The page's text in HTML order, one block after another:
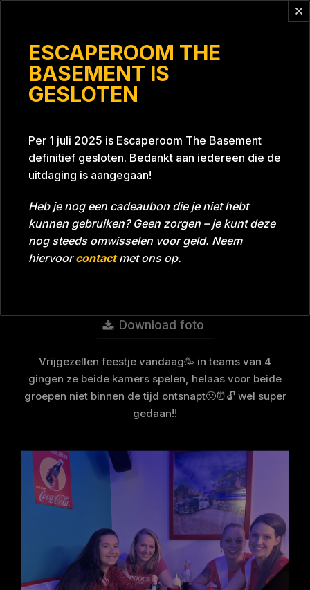
ESCAPEROOM THE
BASEMENT IS
GESLOTEN
Per 1 juli 2025 is Escaperoom The Basement
definitief gesloten. Bedankt aan iedereen die de
uitdaging is aangegaan!
Heb je nog een cadeaubon die je niet hebt
kunnen gebruiken? Geen zorgen – je kunt deze
nog steeds omwisselen voor geld. Neem
hiervoorcontactmet ons op.
Tijd Bijna gehaald Datum 22-04-2023
Room Grill With A Thrill
Download foto
Vrijgezellen feestje vandaag🥳 in teams van 4
gingen ze beide kamers spelen, helaas voor beide
groepen niet binnen de tijd ontsnapt🙁⏰🔓 wel super
gedaan!!